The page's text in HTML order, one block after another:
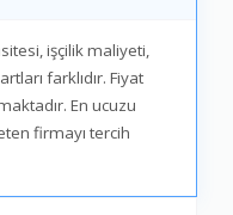
işçilik maliyeti,
farklıdır. Fiyat
En ucuzu
firmayı tercih